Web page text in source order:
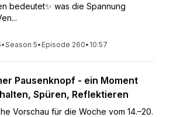
bedeutet✨ was die Spannung
•Season 5• Episode 260• 10:57
Pausenknopf - ein Moment
Spüren, Reflektieren
Vorschau für die Woche vom 14.–20.